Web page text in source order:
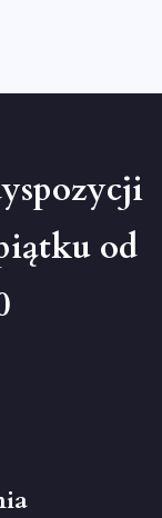
od